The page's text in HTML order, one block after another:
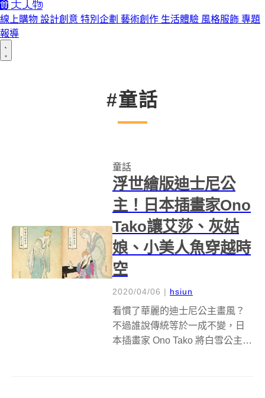
線上購物 設計創意 特別企劃 藝術創作 生活體驗 風格服飾 專題
報導
#童話
童話
浮世繪版迪士尼公
主！日本插畫家Ono
Tako讓艾莎、灰姑
娘、小美人魚穿越時
空
2020/04/06 | hsiun
看慣了華麗的迪士尼公主畫風？
不過誰說傳統等於一成不變，日
本插畫家 Ono Tako 將白雪公主、